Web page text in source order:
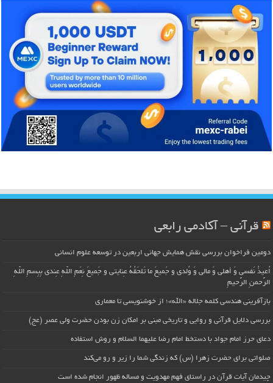
قرآنی – آکادمی رابعی
دومین فراخوان بررسی نقش همایش جهانی اربعین در توسعه علوم انسانی
اُعیذُ نَفسی وَ أهلی وَ مالی وَ وُلدی و جَمیعَ ما تَلحَقُهُ عِنایتی و جَمیعَ نِعَمِ اللّهِ عِندی بِبِسمِ اللّهِ
الرَّحمنِ الرَّحیمِ
بازآفرینی هندسی کلمه جلاله «الله»؛ از خوشنویسی تا معماری
بررسی دلایل قرآنی و روایی و تاریخی مبنی بر امکان زن بودن حضرت ولی عصر (عج)
دعای حرز امام جواد با دستخط امام رضا علیهما السلام و روش استفاده
صلواتی برای حضرت زهرا (س) که زندگی شما را زیر و رو می‌کند
چیدمان آیات قرآن در راستای فهم مهدویت و مساله ظهور انجام شده است